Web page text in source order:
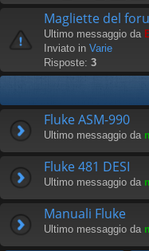
Magliette del
Ultimo messaggio da
Inviato in Varie
Risposte: 3
Fluke ASM-990
Ultimo messaggio da
Fluke 481 DESI
Ultimo messaggio da
Manuali Fluke
Ultimo messaggio da